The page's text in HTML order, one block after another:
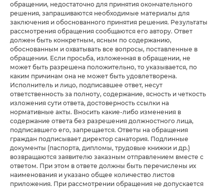
обращении, недостаточно для принятия окончательного
решения, запрашиваются необходимые материалы для
заключения и обоснованного принятия решения. Результаты
рассмотрения обращения сообщаются его автору. Ответ
должен быть конкретным, ясным по содержанию,
обоснованным и охватывать все вопросы, поставленные в
обращении. Если просьба, изложенная в обращении, не
может быть разрешена положительно, то указывается, по
каким причинам она не может быть удовлетворена.
Исполнитель и лицо, подписавшее ответ, несут
ответственность за полноту, содержание, ясность и четкость
изложения сути ответа, достоверность ссылки на
нормативные акты. Вносить какие-либо изменения в
содержание ответа без разрешения должностного лица,
подписавшего его, запрещается. Ответы на обращения
граждан подписывает директор санатория. Подлинные
документы (паспорта, дипломы, трудовые книжки и др.)
возвращаются заявителю заказным отправлением вместе с
ответом. При этом в ответе должны быть перечислены их
наименования и указано общее количество листов
приложения. При рассмотрении обращения не допускается